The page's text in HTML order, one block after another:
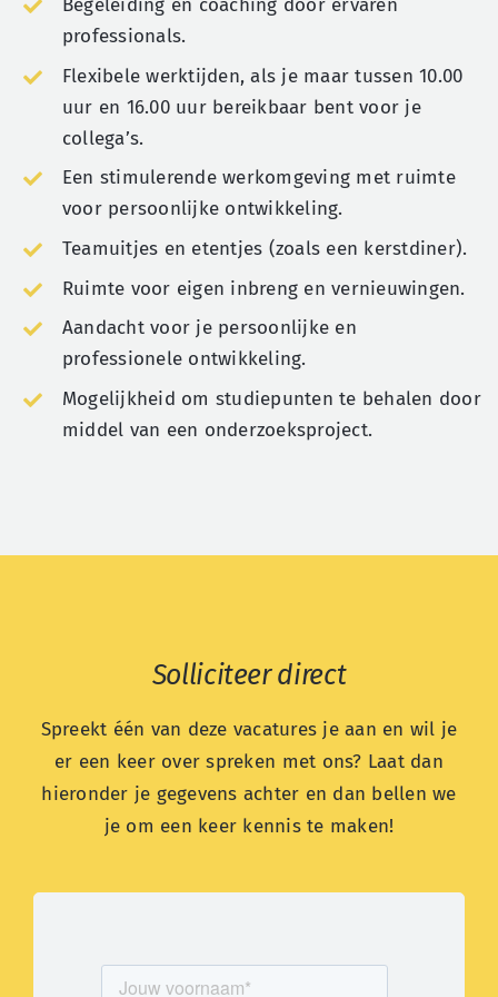
Begeleiding en coaching door ervaren
professionals.
Flexibele werktijden, als je maar tussen 10.00
uur en 16.00 uur bereikbaar bent voor je
collega’s.
Een stimulerende werkomgeving met ruimte
voor persoonlijke ontwikkeling.
Teamuitjes en etentjes (zoals een kerstdiner).
Ruimte voor eigen inbreng en vernieuwingen.
Aandacht voor je persoonlijke en
professionele ontwikkeling.
Mogelijkheid om studiepunten te behalen door
middel van een onderzoeksproject.
Solliciteer direct
Spreekt één van deze vacatures je aan en wil je
er een keer over spreken met ons? Laat dan
hieronder je gegevens achter en dan bellen we
je om een keer kennis te maken!